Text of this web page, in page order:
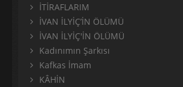
İTİRAFLARIM
İVAN İLYİÇ’İN ÖLÜMÜ
İVAN İLYİÇ'İN ÖLÜMÜ
Kadınımın Şarkısı
Kafkas İmam
KÂHİN